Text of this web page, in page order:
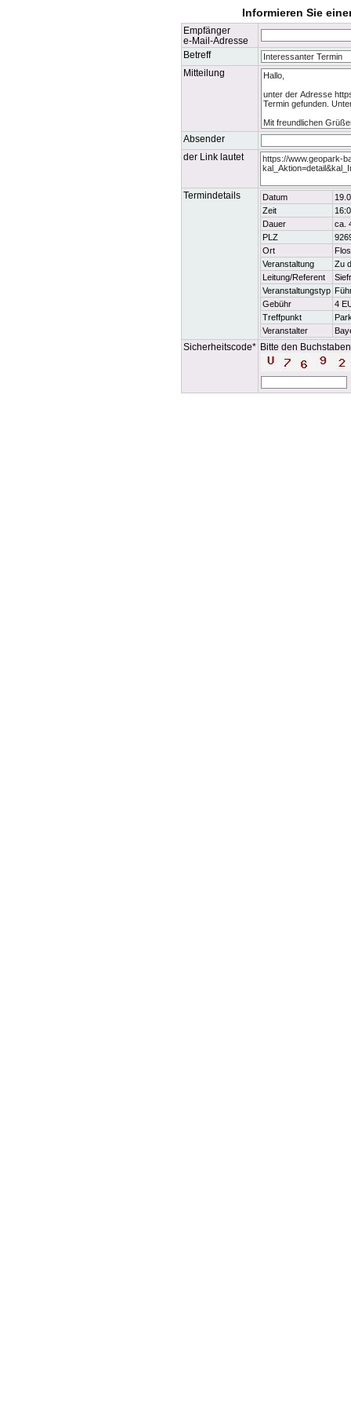
Informieren Sie
Empfänger
e-Mail-Adresse
Betreff
Mitteilung
Absender
der Link lautet
Termindetails Datum
Zeit
Dauer
ca.
PLZ
Ort
Veranstaltung
Zu
Leitung/Referent
Veranstaltungstyp
Gebühr
4
Treffpunkt
Veranstalter
Sicherheitscode* Bitte den